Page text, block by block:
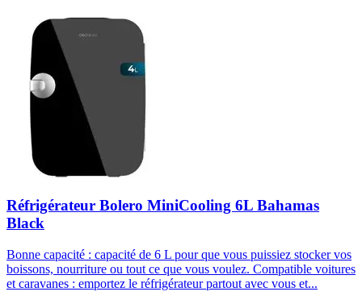
Réfrigérateur Bolero MiniCooling 6L Bahamas
Black
Bonne capacité : capacité de 6 L pour que vous puissiez stocker vos
boissons, nourriture ou tout ce que vous voulez. Compatible voitures
et caravanes : emportez le réfrigérateur partout avec vous et...